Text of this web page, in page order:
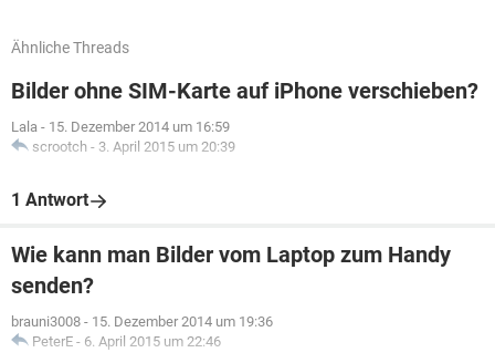
Ähnliche Threads
Bilder ohne SIM-Karte auf iPhone verschieben?
Lala - 15. Dezember 2014 um 16:59
scrootch - 3. April 2015 um 20:39
1 Antwort
Wie kann man Bilder vom Laptop zum Handy
senden?
brauni3008 - 15. Dezember 2014 um 19:36
PeterE - 6. April 2015 um 22:46